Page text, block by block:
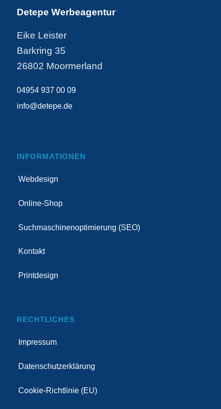
Detepe Werbeagentur
Eike Leister
Barkring 35
26802 Moormerland
04954 937 00 09
info@detepe.de
INFORMATIONEN
Webdesign
Online-Shop
Suchmaschinenoptimierung (SEO)
Kontakt
Printdesign
RECHTLICHES
Impressum
Datenschutzerklärung
Cookie-Richtlinie (EU)